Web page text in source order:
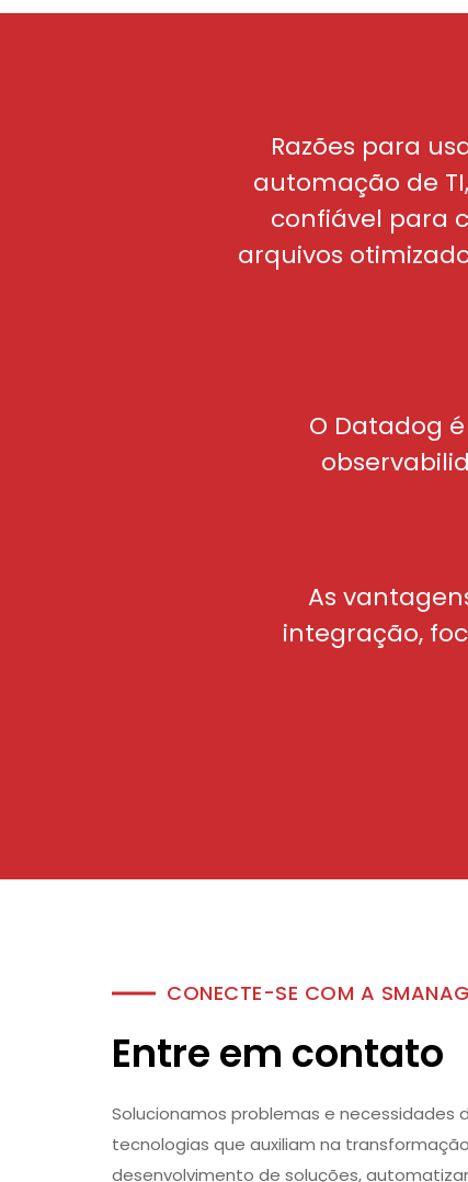
Razões para
automação de
confiável para
arquivos
O Datadog
As
integração,
CONECTE-SE COM A
Entre em contato
Solucionamos problemas e necessidades
tecnologias que auxiliam na
desenvolvimento de soluções,